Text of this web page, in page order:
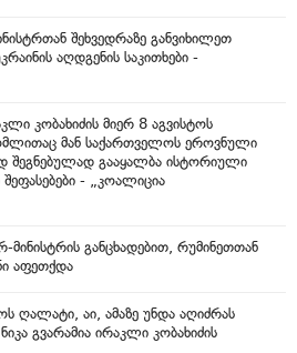
შეხვედრაზე განვიხილეთ
აღდგენის საკითხები -
კობახიძის მიერ 8 აგვისტოს
მან საქართველოს ეროვნული
შეგნებულად გააყალბა ისტორიული
- „კოალიცია
მინისტრის განცხადებით, რუმინეთთან
აფეთქდა
ღალატი, აი, ამაზე უნდა აღიძრას
გვარამია ირაკლი კობახიძის